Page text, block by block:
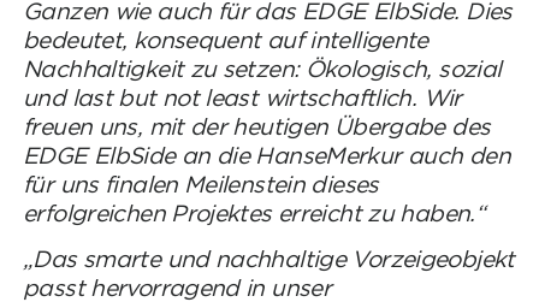
Ganzen wie auch für das EDGE ElbSide. Dies
bedeutet, konsequent auf intelligente
Nachhaltigkeit zu setzen: Ökologisch, sozial
und last but not least wirtschaftlich. Wir
freuen uns, mit der heutigen Übergabe des
EDGE ElbSide an die HanseMerkur auch den
für uns finalen Meilenstein dieses
erfolgreichen Projektes erreicht zu haben.“
„Das smarte und nachhaltige Vorzeigeobjekt
passt hervorragend in unser